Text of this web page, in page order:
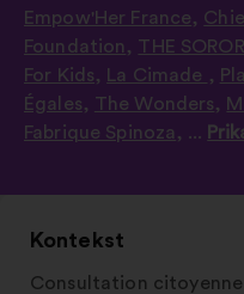
Empow'Her France,
Foundation , THE
For Kids, La Cimade ,
Égales, The Wonders,
Fabrique Spinoza , ...
Kontekst
Consultation